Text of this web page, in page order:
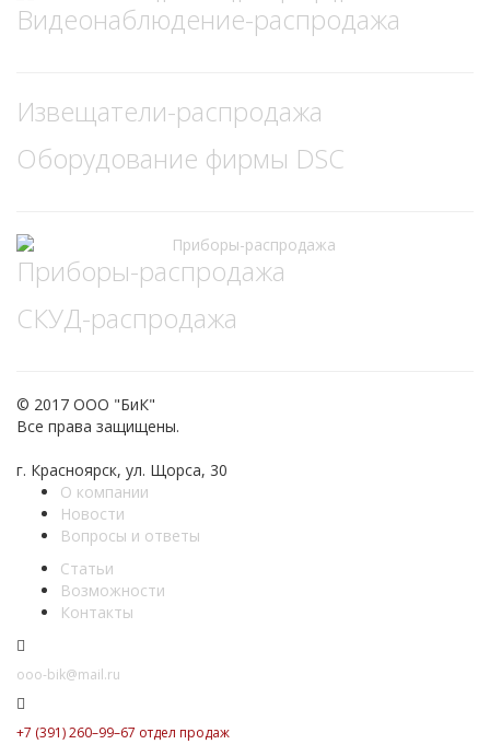
Видеонаблюдение-распродажа
Извещатели-распродажа
Оборудование фирмы DSC
Приборы-распродажа
СКУД-распродажа
© 2017 ООО "БиК"
Все права защищены.
г. Красноярск, ул. Щорса, 30
О компании
Новости
Вопросы и ответы
Статьи
Возможности
Контакты
ooo-bik@mail.ru
+7 (391) 260–99–67 отдел продаж